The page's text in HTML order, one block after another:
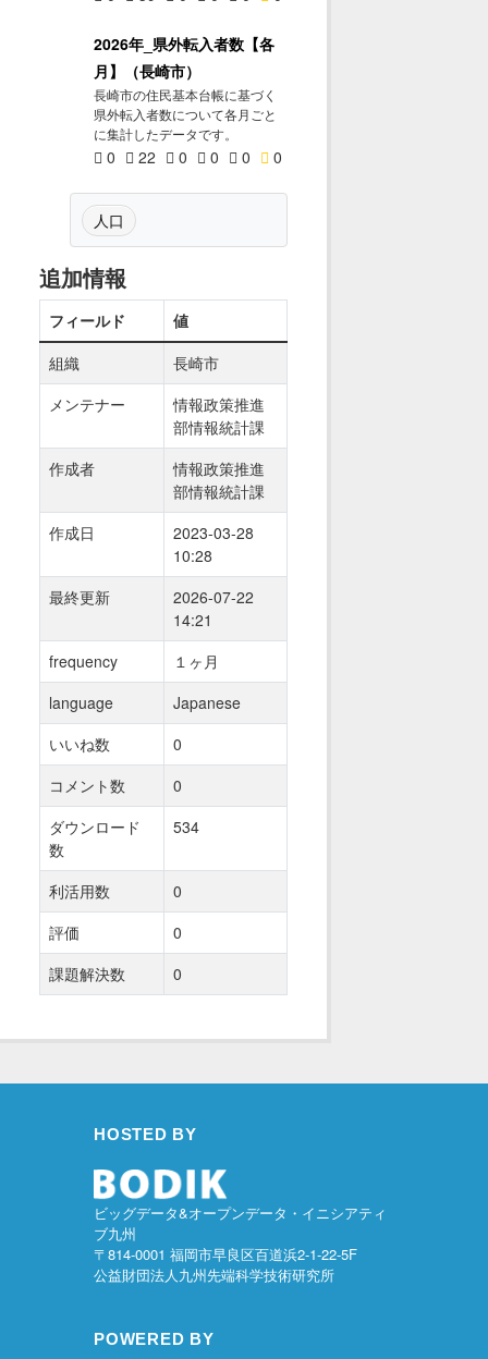
2026年_県外転入者数【各
月】（長崎市）
長崎市の住民基本台帳に基づく
県外転入者数について各月ごと
に集計したデータです。
0 22 0 0 0 0
人口
追加情報
フィールド
値
組織
長崎市
メンテナー
情報政策推進
部情報統計課
作成者
情報政策推進
部情報統計課
作成日
2023-03-28
10:28
最終更新
2026-07-22
14:21
frequency
１ヶ月
language
Japanese
いいね数
0
コメント数
0
ダウンロード
数
534
利活用数
0
評価
0
課題解決数
0
HOSTED BY
ビッグデータ&オープンデータ・イニシアティ
ブ九州
〒814-0001 福岡市早良区百道浜2-1-22-5F
公益財団法人九州先端科学技術研究所
POWERED BY